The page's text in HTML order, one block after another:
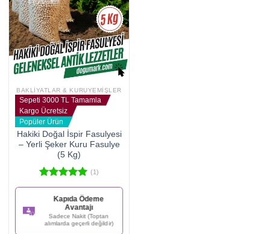
BAKLIYATLAR & KURUYEMIŞLER
Sepeti 3000 TL Tamamla
Kargo Ücretsiz
Popüler Ürün
Hakiki Doğal İspir Fasulyesi
– Yerli Şeker Kuru Fasulye
(5 Kg)
5 üzerinden
5.00oy
(1)
Kapıda Ödeme
Avantajı
Sadece Nakit (Toptan
alımlarda geçerli değildir)